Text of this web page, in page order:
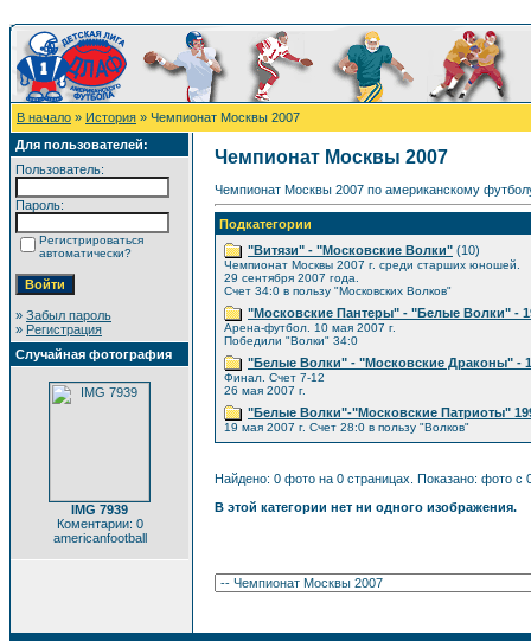
В начало » История » Чемпионат Москвы 2007
Для пользователей:
Пользователь:
Пароль:
Регистрироваться
автоматически?
» Забыл пароль
» Регистрация
Случайная фотография
IMG 7939
Коментарии: 0
americanfootball
Чемпионат Москвы 2007
Чемпионат Москвы 2007 по американскому
Подкатегории
"Витязи" - "Московские Волки" (10)
Чемпионат Москвы 2007 г. среди старших юношей.
29 сентября 2007 года.
Счет 34:0 в пользу "Московских Волков"
"Московские Пантеры" - "Белые Волки" -
Арена-футбол. 10 мая 2007 г.
Победили "Волки" 34:0
"Белые Волки" - "Московские Драконы" -
Финал. Счет 7-12
26 мая 2007 г.
"Белые Волки"-"Московские Патриоты"
19 мая 2007 г. Счет 28:0 в пользу "Волков"
Найдено: 0 фото на 0 страницах. Показано: фото с
В этой категории нет ни одного изображения.